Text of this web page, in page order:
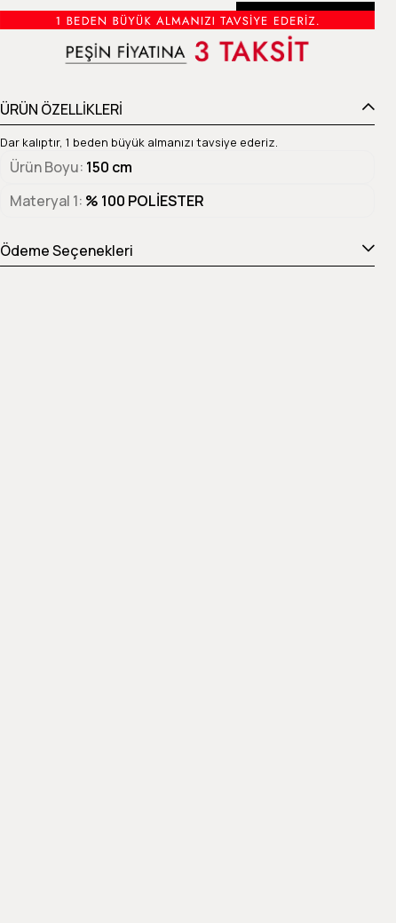
Beden Tablosu
ÜRÜN ÖZELLİKLERİ
Dar kalıptır, 1 beden büyük almanızı tavsiye ederiz.
Ürün Boyu 150 cm
Materyal 1 % 100 POLİESTER
Ödeme Seçenekleri